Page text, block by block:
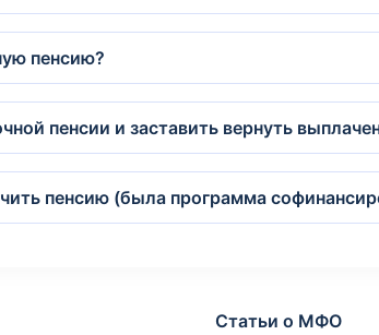
пенсию?
пенсии и заставить вернуть
пенсию (была программа
Статьи о МФО